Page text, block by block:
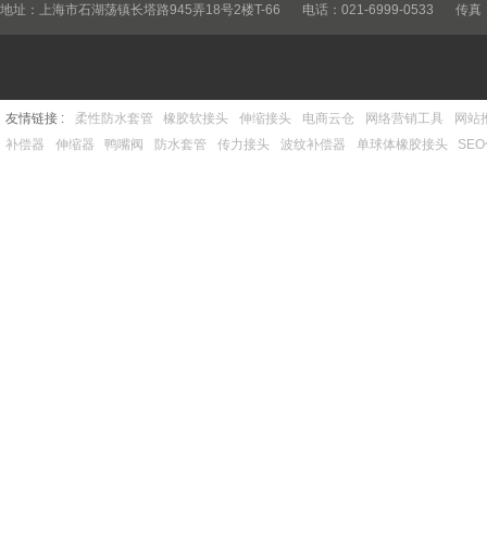
地址：上海市石湖荡镇长塔路945弄18号2楼T-66 电话：021-6999-0533 传真
友情链接 : 柔性防水套管 橡胶软接头 伸缩接头 电商云仓 网络营销工具
网站
补偿器
伸缩器 鸭嘴阀 防水套管 传力接头 波纹补偿器 单球体橡胶接头